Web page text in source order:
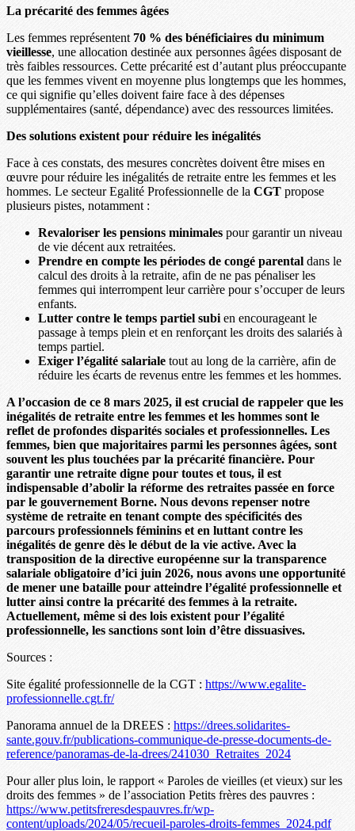
La précarité des femmes âgées
Les femmes représentent 70 % des bénéficiaires du minimum
vieillesse, une allocation destinée aux personnes âgées disposant de
très faibles ressources. Cette précarité est d’autant plus préoccupante
que les femmes vivent en moyenne plus longtemps que les hommes,
ce qui signifie qu’elles doivent faire face à des dépenses
supplémentaires (santé, dépendance) avec des ressources limitées.
Des solutions existent pour réduire les inégalités
Face à ces constats, des mesures concrètes doivent être mises en
œuvre pour réduire les inégalités de retraite entre les femmes et les
hommes. Le secteur Egalité Professionnelle de la CGT propose
plusieurs pistes, notamment :
Revaloriser les pensions minimales pour garantir un niveau
de vie décent aux retraitées.
Prendre en compte les périodes de congé parental dans le
calcul des droits à la retraite, afin de ne pas pénaliser les
femmes qui interrompent leur carrière pour s’occuper de leurs
enfants.
Lutter contre le temps partiel subi en encourageant le
passage à temps plein et en renforçant les droits des salariés à
temps partiel.
Exiger l’égalité salariale tout au long de la carrière, afin de
réduire les écarts de revenus entre les femmes et les hommes.
A l’occasion de ce 8 mars 2025, il est crucial de rappeler que les
inégalités de retraite entre les femmes et les hommes sont le
reflet de profondes disparités sociales et professionnelles. Les
femmes, bien que majoritaires parmi les personnes âgées, sont
souvent les plus touchées par la précarité financière. Pour
garantir une retraite digne pour toutes et tous, il est
indispensable d’abolir la réforme des retraites passée en force
par le gouvernement Borne. Nous devons repenser notre
système de retraite en tenant compte des spécificités des
parcours professionnels féminins et en luttant contre les
inégalités de genre dès le début de la vie active. Avec la
transposition de la directive européenne sur la transparence
salariale obligatoire d’ici juin 2026, nous avons une opportunité
de mener une bataille pour atteindre l’égalité professionnelle et
lutter ainsi contre la précarité des femmes à la retraite.
Actuellement, même si des lois existent pour l’égalité
professionnelle, les sanctions sont loin d’être dissuasives.
Sources :
Site égalité professionnelle de la CGT : https://www.egalite-
professionnelle.cgt.fr/
Panorama annuel de la DREES : https://drees.solidarites-
sante.gouv.fr/publications-communique-de-presse-documents-de-
reference/panoramas-de-la-drees/241030_Retraites_2024
Pour aller plus loin, le rapport « Paroles de vieilles (et vieux) sur les
droits des femmes » de l’association Petits frères des pauvres :
https://www.petitsfreresdespauvres.fr/wp-
content/uploads/2024/05/recueil-paroles-droits-femmes_2024.pdf